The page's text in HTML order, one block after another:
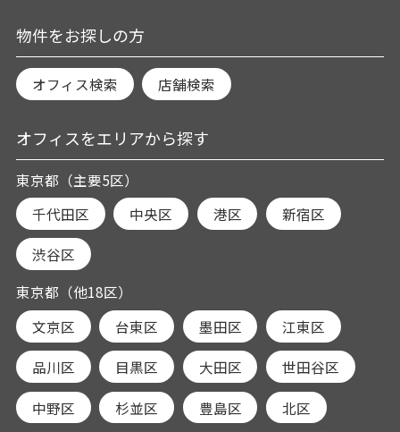
物件をお探しの方
オフィス検索 店舗検索
オフィスをエリアから探す
東京都（主要5区）
千代田区
中央区 港区 新宿区
渋谷区
東京都（他18区）
文京区
台東区 墨田区 江東区
品川区 目黒区 大田区 世田谷区
中野区 杉並区 豊島区 北区